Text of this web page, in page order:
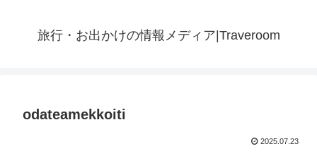
旅行・お出かけの情報メディア|Traveroom
odateamekkoiti
2025.07.23